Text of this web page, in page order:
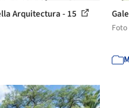
Arquitectura - 15
Foto